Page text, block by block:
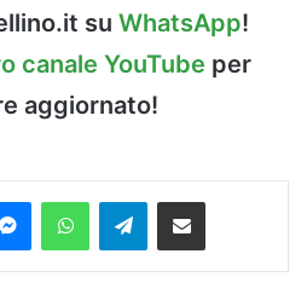
su WhatsApp!
canale YouTube per
aggiornato!
MessengerWhatsAppTelegramCondividi via Email